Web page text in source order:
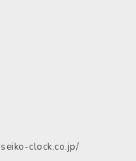
clock.co.jp/